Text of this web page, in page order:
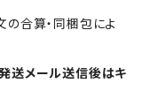
合算・同梱包によ
送メール送信後はキ